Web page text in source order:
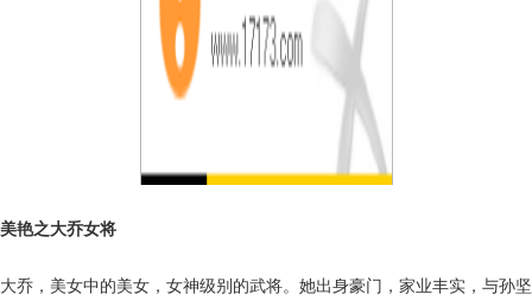
美艳之大乔女将
大乔，美女中的美女，女神级别的武将。她出身豪门，家业丰实，与孙坚